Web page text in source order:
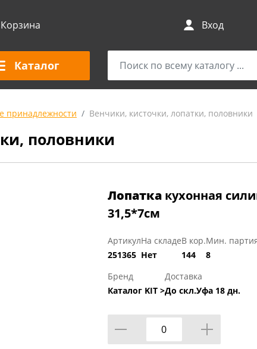
Корзина Вход
Каталог
принадлежности Венчики, кисточки, лопатки, половники
половники
Лопатка кухонная
31,5*7см
Артикул
251365
На складе
Нет
В кор.
144
Мин.
8
Бренд
Каталог KIT >
Доставка
До скл.Уфа 18 дн.